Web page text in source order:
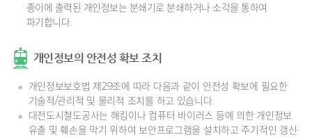
종이에 출력된 개인정보는 분쇄기로 분쇄하거나 소각을 통하여
파기합니다.
개인정보의 안전성 확보 조치
개인정보보호법 제29조에 따라 다음과 같이 안전성 확보에 필요한
기술적/관리적 및 물리적 조치를 하고 있습니다.
대전도시철도공사는 해킹이나 컴퓨터 바이러스 등에 의한 개인정보
유출 및 훼손을 막기 위하여 보안프로그램을 설치하고 주기적인 갱신·